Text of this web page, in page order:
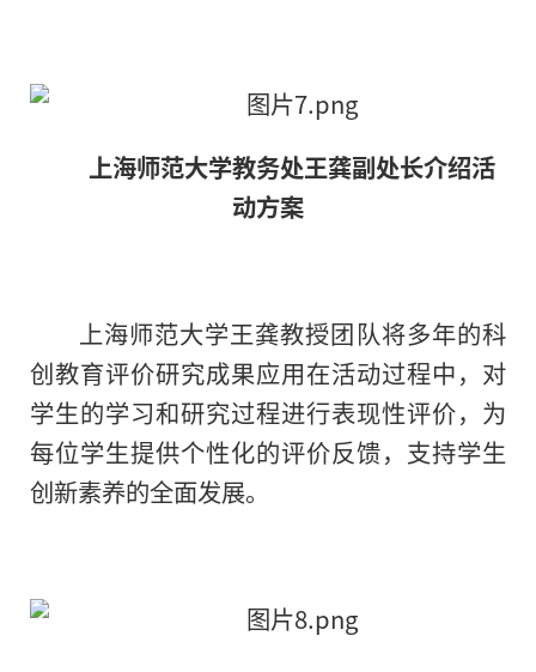
上海师范大学教务处王龚副处长介绍活
动方案
上海师范大学王龚教授团队将多年的科
创教育评价研究成果应用在活动过程中，对
学生的学习和研究过程进行表现性评价，为
每位学生提供个性化的评价反馈，支持学生
创新素养的全面发展。